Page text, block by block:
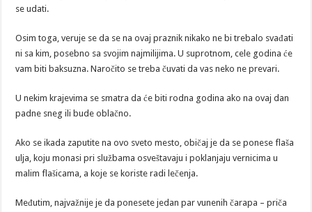
se udati.
Osim toga, veruje se da se na ovaj praznik nikako ne bi trebalo svađati
ni sa kim, posebno sa svojim najmilijima. U suprotnom, cele godina će
vam biti baksuzna. Naročito se treba čuvati da vas neko ne prevari.
U nekim krajevima se smatra da će biti rodna godina ako na ovaj dan
padne sneg ili bude oblačno.
Ako se ikada zaputite na ovo sveto mesto, običaj je da se ponese flaša
ulja, koju monasi pri službama osveštavaju i poklanjaju vernicima u
malim flašicama, a koje se koriste radi lečenja.
Međutim, najvažnije je da ponesete jedan par vunenih čarapa – priča